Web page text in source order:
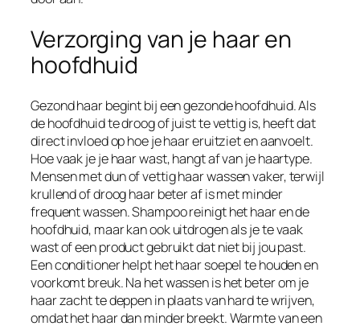
Verzorging van je haar en
hoofdhuid
Gezond haar begint bij een gezonde hoofdhuid. Als
de hoofdhuid te droog of juist te vettig is, heeft dat
direct invloed op hoe je haar eruitziet en aanvoelt.
Hoe vaak je je haar wast, hangt af van je haartype.
Mensen met dun of vettig haar wassen vaker, terwijl
krullend of droog haar beter af is met minder
frequent wassen. Shampoo reinigt het haar en de
hoofdhuid, maar kan ook uitdrogen als je te vaak
wast of een product gebruikt dat niet bij jou past.
Een conditioner helpt het haar soepel te houden en
voorkomt breuk. Na het wassen is het beter om je
haar zacht te deppen in plaats van hard te wrijven,
omdat het haar dan minder breekt. Warmte van een